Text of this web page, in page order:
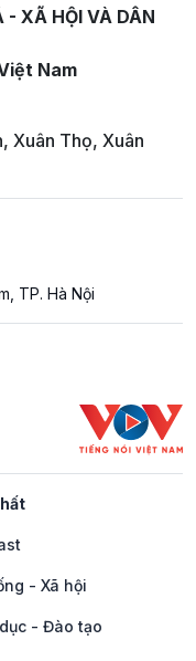
- XÃ HỘI VÀ DÂN
Nam
Xuân Thọ, Xuân
TP. Hà Nội
- Xã hội
- Đào tạo